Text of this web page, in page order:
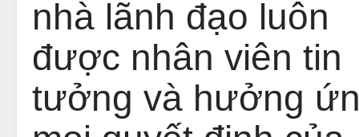
nhà lãnh đạo luôn
được nhân viên tin
tưởng và hưởng